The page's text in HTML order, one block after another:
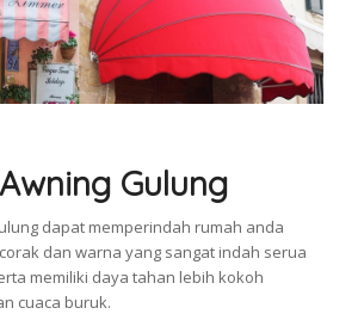
Gulung
dapat memperindah rumah anda
dan warna yang sangat indah serua
memiliki daya tahan lebih kokoh
cuaca buruk.